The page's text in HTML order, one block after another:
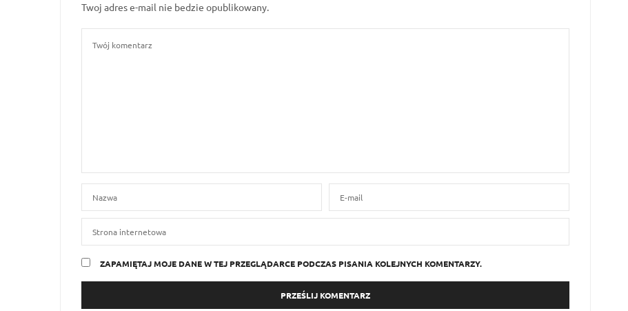
Twoj adres e-mail nie bedzie opublikowany.
ZAPAMIĘTAJ MOJE DANE W TEJ PRZEGLĄDARCE PODCZAS PISANIA KOLEJNYCH KOMENTARZY.